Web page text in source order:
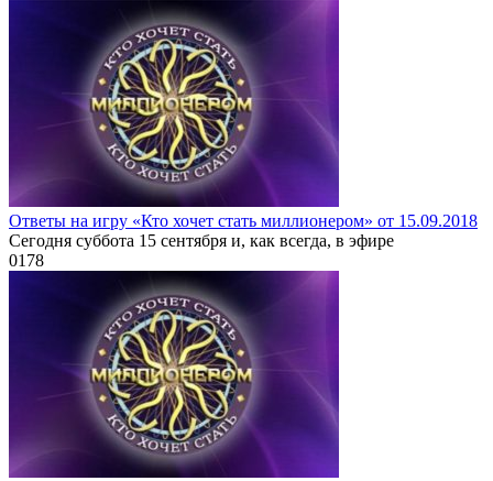
Ответы на игру «Кто хочет стать миллионером» от 15.09.2018
Сегодня суббота 15 сентября и, как всегда, в эфире
0178